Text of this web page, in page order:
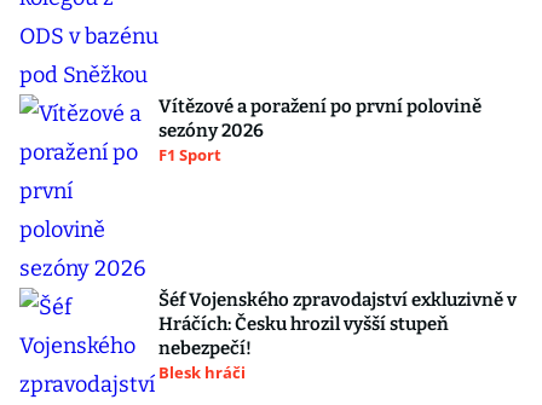
Vítězové a poražení po první polovině
sezóny 2026
F1 Sport
Šéf Vojenského zpravodajství exkluzivně v
Hráčích: Česku hrozil vyšší stupeň
nebezpečí!
Blesk hráči